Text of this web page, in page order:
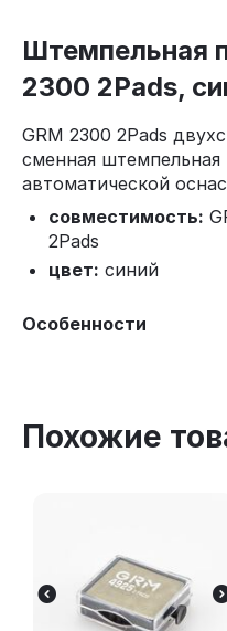
Штемпельная
2300 2Pads,
GRM 2300 2Pads
сменная
автоматической
совместимость:
2Pads
цвет: синий
Особенности
Похожие